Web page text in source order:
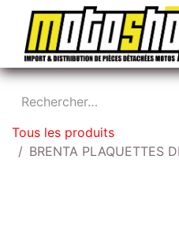
Tous les produits
BRENTA PLAQUETTES